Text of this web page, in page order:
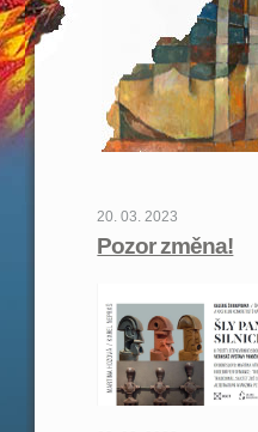
20. 03. 2023
Pozor změna!